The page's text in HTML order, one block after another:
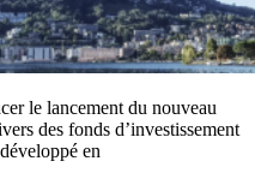
le lancement du nouveau
des fonds d’investissement
en